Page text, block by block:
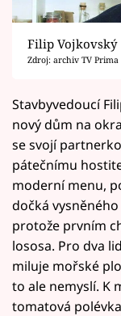
Filip Vojkovský
Zdroj: archiv TV Prima
Stavbyvedoucí
nový dům na
se svojí
pátečnímu
moderní menu,
dočká
protože prvním
lososa. Pro dva
miluje mořské
to ale nemyslí. K
tomatová